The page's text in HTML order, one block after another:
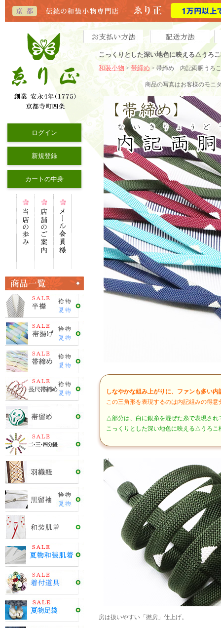
ログイン
新規登録
カートの中身
こっくりとした深い地色に映える△うろ
和装小物 > 帯締め > 帯締め 内記両胴うろ
商品の写真はお客様のモニ
しなやかな組み上がりに、ファンも多い内
この三角形を表現するのは内記組みの得意
△部分は、白に銀糸を混ぜた糸で表現さ
こっくりとした深い地色に映える△うろ
房は扱いやすい「撚房」仕上げ。